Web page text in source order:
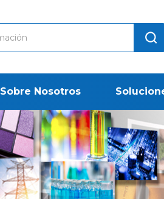
Sobre Nosotros